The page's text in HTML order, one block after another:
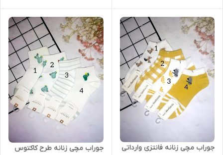
جوراب مچی زنانه فانتزی وارداتی
جوراب مچی زنانه طرح کاکتوس